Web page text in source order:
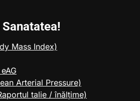
Mass Index)
Arterial Pressure)
talie / înălțime)